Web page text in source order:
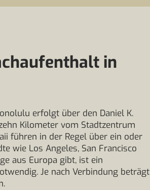
in
erfolgt über den Daniel K.
Kilometer vom Stadtzentrum
führen in der Regel über ein oder
wie Los Angeles, San Francisco
aus Europa gibt, ist ein
Je nach Verbindung beträgt